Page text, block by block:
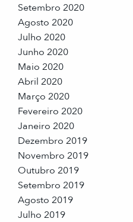
Setembro 2020
Agosto 2020
Julho 2020
Junho 2020
Maio 2020
Abril 2020
Março 2020
Fevereiro 2020
Janeiro 2020
Dezembro 2019
Novembro 2019
Outubro 2019
Setembro 2019
Agosto 2019
Julho 2019